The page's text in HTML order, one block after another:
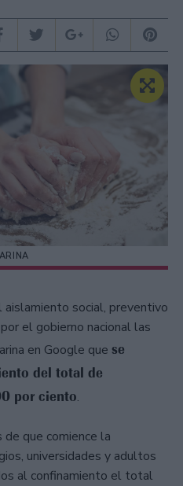
aislamiento social, preventivo
el gobierno nacional las
en Google que se
del total de
por ciento.
que comience la
universidades y adultos
al confinamiento el total